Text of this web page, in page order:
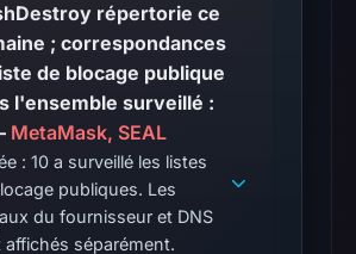
timestamp
was
recorded.
HTTP
502
was
recorded
répertorie ce
; correspondances
de blocage publique
l'ensemble surveillé :
MetaMask, SEAL
: 10 a surveillé les listes
publiques. Les
du fournisseur et DNS
affichés séparément.